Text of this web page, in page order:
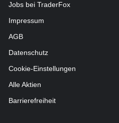
Jobs bei TraderFox
Impressum
AGB
Datenschutz
Cookie-Einstellungen
Alle Aktien
Barrierefreiheit